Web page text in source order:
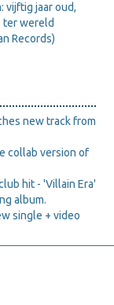
vijftig jaar oud,
ter wereld
Records)
new track from
collab version of
hit - 'Villain Era'
album.
single + video